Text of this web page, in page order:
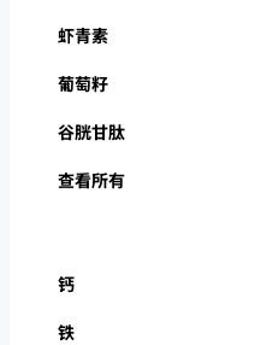
虾青素
葡萄籽
谷胱甘肽
查看所有
钙
铁